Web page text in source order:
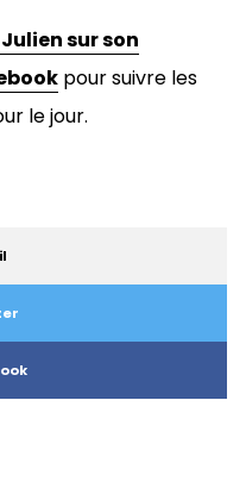
sur son
pour suivre les
le jour.